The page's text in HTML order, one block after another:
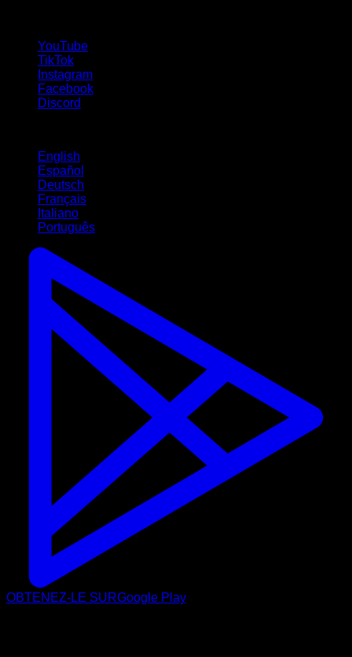
YouTube
TikTok
Instagram
Facebook
Discord
English
Español
Deutsch
Français
Italiano
Português
OBTENEZ-LE SURGoogle Play